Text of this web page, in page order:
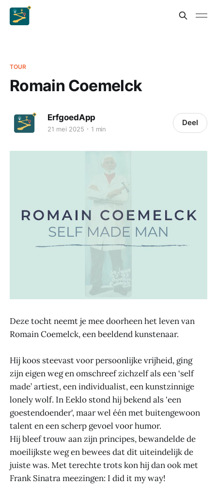
TOUR
Romain Coemelck
ErfgoedApp
21 mei 2025 1 min
Deel
Deze tocht neemt je mee doorheen het leven van
Romain Coemelck, een beeldend kunstenaar.
Hij koos steevast voor persoonlijke vrijheid, ging
zijn eigen weg en omschreef zichzelf als een ‘self
made’ artiest, een individualist, een kunstzinnige
lonely wolf. In Eeklo stond hij bekend als 'een
goestendoender', maar wel één met buitengewoon
talent en een scherp gevoel voor humor.
Hij bleef trouw aan zijn principes, bewandelde de
moeilijkste weg en bewees dat dit uiteindelijk de
juiste was. Met terechte trots kon hij dan ook met
Frank Sinatra meezingen: I did it my way!